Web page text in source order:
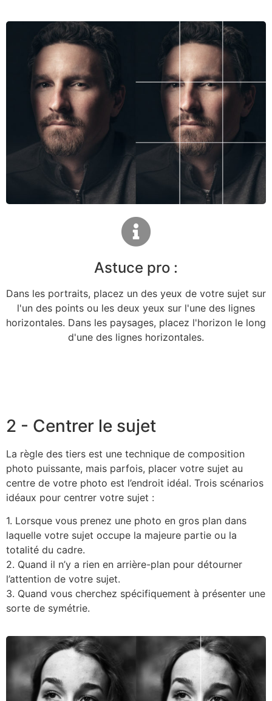
Astuce pro :
Dans les portraits, placez un des yeux de votre sujet sur
l'un des points ou les deux yeux sur l'une des lignes
horizontales. Dans les paysages, placez l'horizon le long
d'une des lignes horizontales.
2 - Centrer le sujet
La règle des tiers est une technique de composition
photo puissante, mais parfois, placer votre sujet au
centre de votre photo est l’endroit idéal. Trois scénarios
idéaux pour centrer votre sujet :
1. Lorsque vous prenez une photo en gros plan dans
laquelle votre sujet occupe la majeure partie ou la
totalité du cadre.
2. Quand il n’y a rien en arrière-plan pour détourner
l’attention de votre sujet.
3. Quand vous cherchez spécifiquement à présenter une
sorte de symétrie.